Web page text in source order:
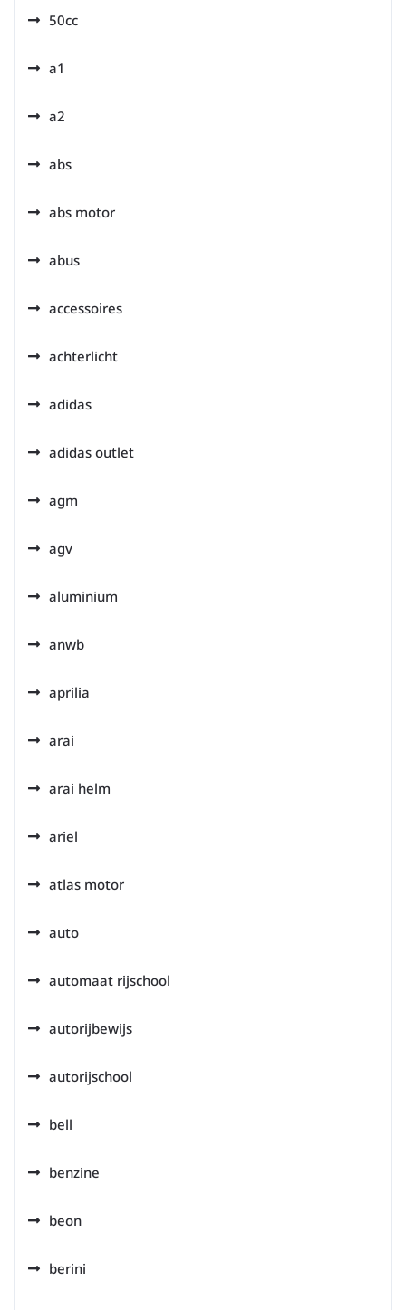
50cc
a1
a2
abs
abs motor
abus
accessoires
achterlicht
adidas
adidas outlet
agm
agv
aluminium
anwb
aprilia
arai
arai helm
ariel
atlas motor
auto
automaat rijschool
autorijbewijs
autorijschool
bell
benzine
beon
berini